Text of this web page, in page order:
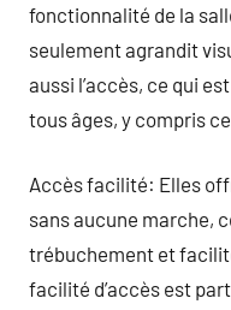
fonctionnalité de la
seulement agrandit
aussi l’accès, ce qui
tous âges, y compris
Accès facilité: Elles
sans aucune marche,
trébuchement et
facilité d’accès est